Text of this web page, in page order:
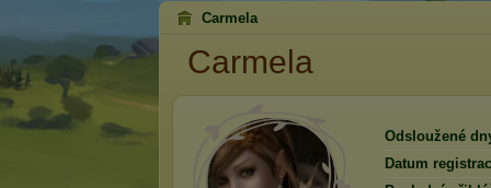
Carmela
Carmela
Odsloužené
Datum